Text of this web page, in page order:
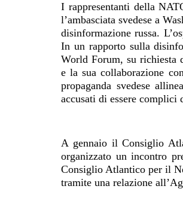
I rappresentanti della
l’ambasciata svedese a
disinformazione russa.
In un rapporto sulla
World Forum, su richiesta
e la sua collaborazione
propaganda svedese
accusati di essere complici
A gennaio il Consiglio
organizzato un incontro
Consiglio Atlantico per il
tramite una relazione